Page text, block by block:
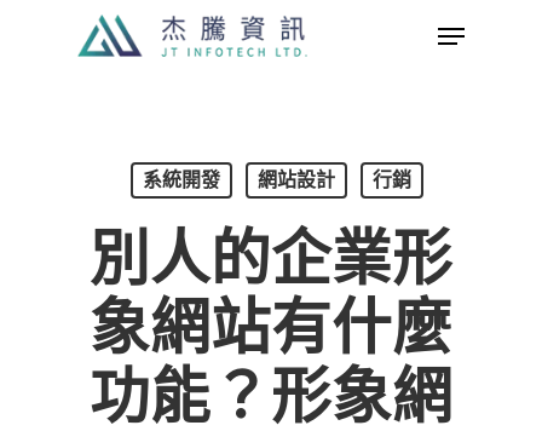
Menu
系統開發 網站設計 行銷
別人的企業形
象網站有什麼
功能？形象網